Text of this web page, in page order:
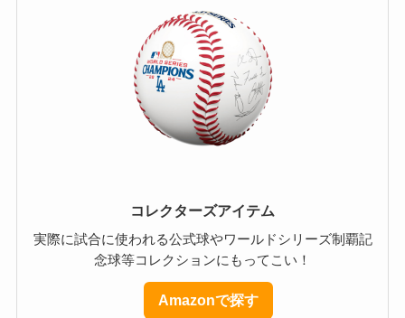
コレクターズアイテム
実際に試合に使われる公式球やワールドシリーズ制覇記
念球等コレクションにもってこい！
Amazonで探す